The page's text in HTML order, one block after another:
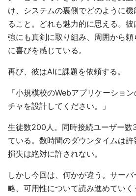
け、システムの裏側でどのように
ること。どれも魅力的に思える。
強にも真剣に取り組み、周囲から
に喜びを感じている。
再び、彼はAIに課題を依頼する。
「小規模校のWebアプリケーショ
チャを設計してください。」
生徒数200人。同時接続ユーザー数
ている。数時間のダウンタイムは
損失は絶対に許されない。
しかし今回は、何かが違う。サー
略、可用性について読み進めてい